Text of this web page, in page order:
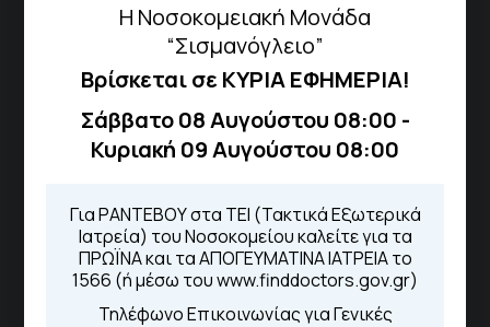
Η Νοσοκομειακή Μονάδα
“Σισμανόγλειο”
Βρίσκεται σε ΚΥΡΙΑ ΕΦΗΜΕΡΙΑ!
Σάββατο 08 Αυγούστου 08:00 -
Κυριακή 09 Αυγούστου 08:00
Για ΡΑΝΤΕΒΟΥ στα ΤΕΙ (Τακτικά Εξωτερικά
Ιατρεία) του Νοσοκομείου καλείτε για τα
ΠΡΩΪΝΑ και τα ΑΠΟΓΕΥΜΑΤΙΝΑ ΙΑΤΡΕΙΑ το
1566 (ή μέσω του www.finddoctors.gov.gr)
Τηλέφωνο Επικοινωνίας για Γενικές
Πως να έρθετε με ΜΜΜ
Τηλέφωνα για Ραντεβού
Για τα πρωινά και τα απογευματινά
Από τον ιστότοποeΡαντεβού
Καλώντας στην φωνητική πύλη του
1566
Μέσω της εφαρμογής "MyHealth
App"